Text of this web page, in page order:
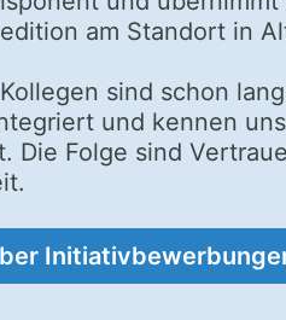
am Standort in
sind schon
und kennen
Die Folge sind